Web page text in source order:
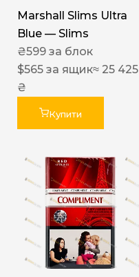
Marshall Slims Ultra
Blue — Slims
₴599 за блок
$565 за ящик≈ 25 425
₴
Купити